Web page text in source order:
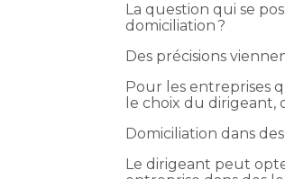
La question qui se
domiciliation ?
Des précisions
Pour les entreprises
le choix du dirigeant,
Domiciliation dans
Le dirigeant peut